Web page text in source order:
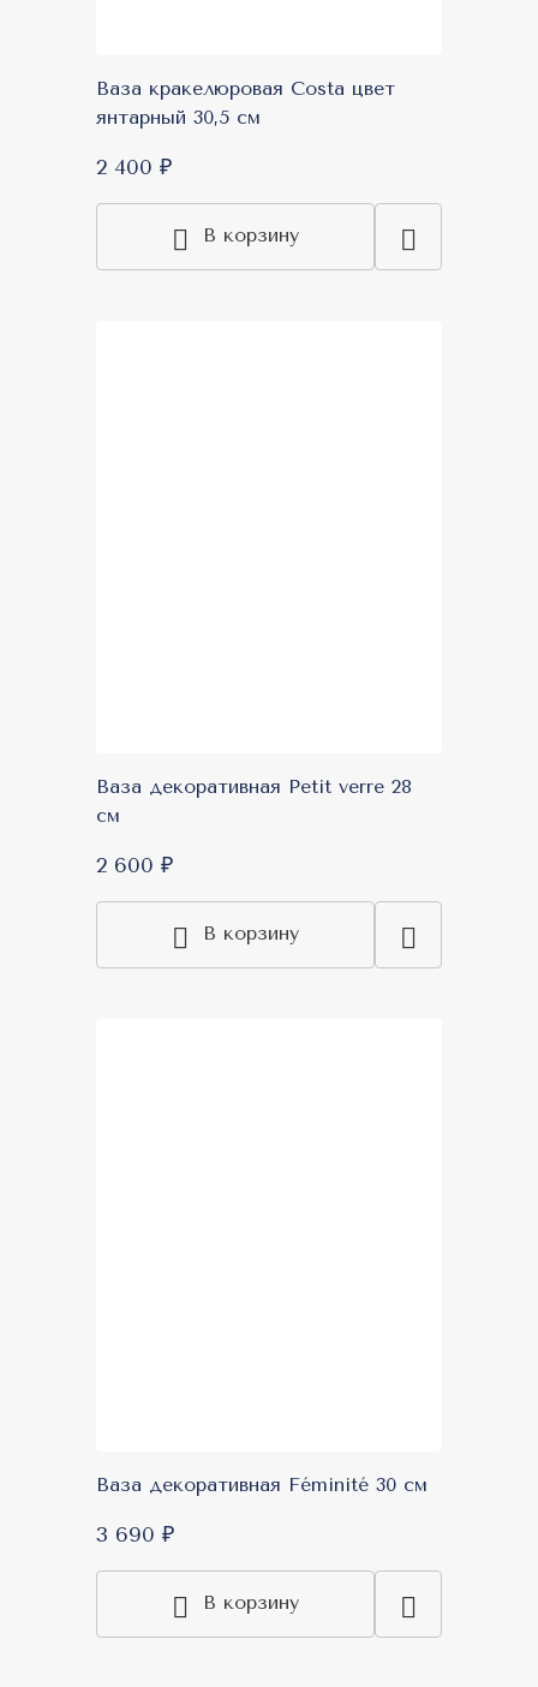
Ваза кракелюровая Costa цвет
янтарный 30,5 см
2 400 ₽
В корзину
Ваза декоративная Petit verre 28
см
2 600 ₽
В корзину
Ваза декоративная Féminité 30 см
3 690 ₽
В корзину